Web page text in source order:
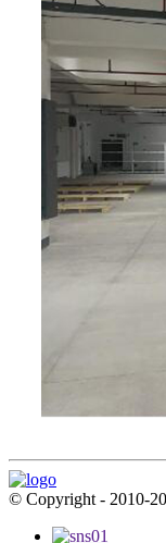
© Copyright - 2010-